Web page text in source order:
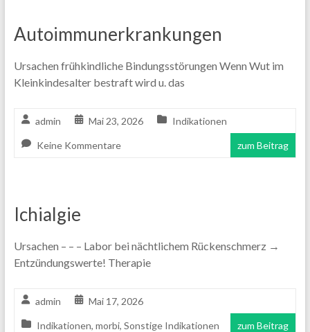
Autoimmunerkrankungen
Ursachen frühkindliche Bindungsstörungen Wenn Wut im
Kleinkindesalter bestraft wird u. das
admin Mai 23, 2026 Indikationen
Keine Kommentare zum Beitrag
Ichialgie
Ursachen – – – Labor bei nächtlichem Rückenschmerz →
Entzündungswerte! Therapie
admin Mai 17, 2026
Indikationen, morbi, Sonstige Indikationen zum Beitrag